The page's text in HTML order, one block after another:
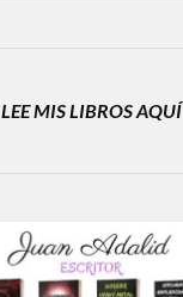
LEE MIS LIBROS AQUÍ